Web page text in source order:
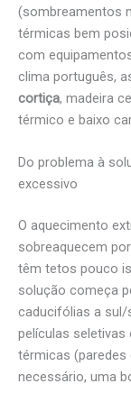
(sombreamentos
térmicas bem
com
clima português,
cortiça, madeira
térmico e baixo
Do problema à
excessivo
O aquecimento
sobreaquecem
têm tetos pouco
solução começa
caducifólias a sul/
películas
térmicas (paredes
necessário, uma